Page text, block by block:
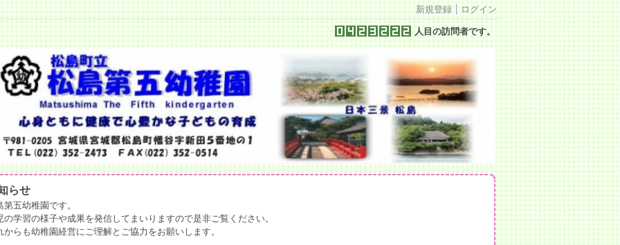
新規登録 ログイン
人目の訪問者です。
らせ
第五幼稚園です。
の学習の様子や成果を発信してまいりますので是非ご覧ください。
からも幼稚園経営にご理解とご協力をお願いします。